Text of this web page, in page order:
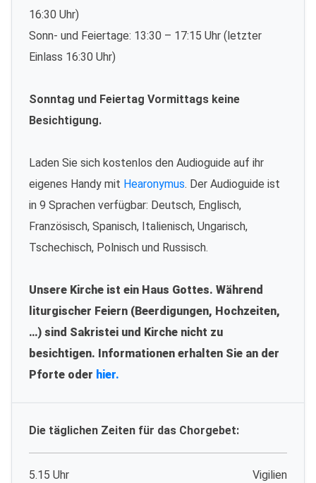
16:30 Uhr)
Sonn- und Feiertage: 13:30 – 17:15 Uhr (letzter
Einlass 16:30 Uhr)
Sonntag und Feiertag Vormittags keine
Besichtigung.
Laden Sie sich kostenlos den Audioguide auf ihr
eigenes Handy mit Hearonymus. Der Audioguide ist
in 9 Sprachen verfügbar: Deutsch, Englisch,
Französisch, Spanisch, Italienisch, Ungarisch,
Tschechisch, Polnisch und Russisch.
Unsere Kirche ist ein Haus Gottes. Während
liturgischer Feiern (Beerdigungen, Hochzeiten,
…) sind Sakristei und Kirche nicht zu
besichtigen. Informationen erhalten Sie an der
Pforte oder hier.
Die täglichen Zeiten für das Chorgebet:
5.15 Uhr Vigilien